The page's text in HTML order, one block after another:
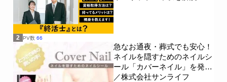
2 PV数 66
急なお通夜・葬式でも安心！
ネイルを隠すためのネイルシ
ール「カバーネイル」を発売
／株式会社サンライフ